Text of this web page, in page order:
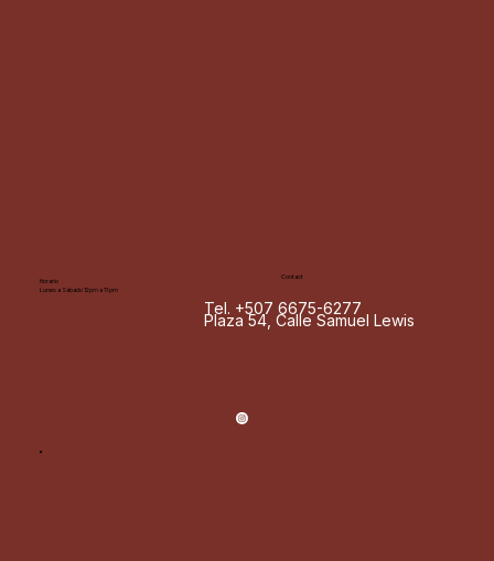
Contact
Tel. +507 6675-6277
Plaza 54, Calle Samuel Lewis
Horario
Lunes a Sabado 12pm a 11 pm